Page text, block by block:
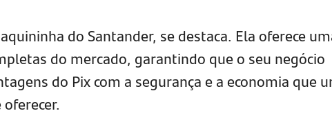
do Santander, se destaca. Ela oferece
do mercado, garantindo que o seu negócio
do Pix com a segurança e a economia que